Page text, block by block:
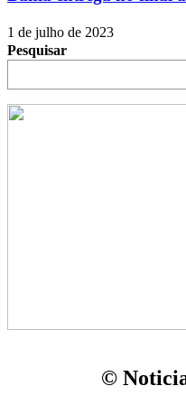
1 de julho de 2023
Pesquisar
©